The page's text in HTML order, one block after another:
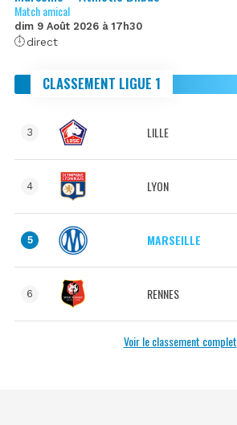
Match amical
dim 9 Août 2026 à 17h30
direct
CLASSEMENT LIGUE 1
3 LILLE
4 LYON
5 MARSEILLE
6 RENNES
Voir le classement complet